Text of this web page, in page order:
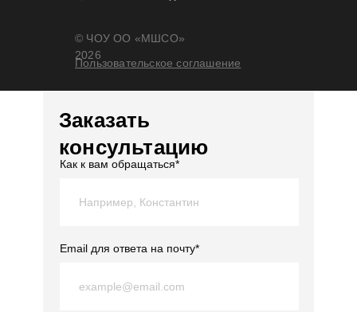
© ЧОУ ОО «МШСО»
2026
Пользовательское соглашение
Заказать
консультацию
Как к вам обращаться*
Email для ответа на почту*